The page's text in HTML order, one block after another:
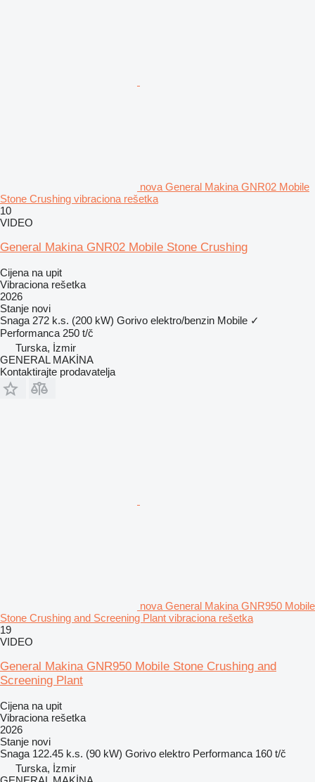
nova General Makina GNR02 Mobile
Stone Crushing vibraciona rešetka
10
VIDEO
General Makina GNR02 Mobile Stone Crushing
Cijena na upit
Vibraciona rešetka
2026
Stanje novi
Snaga 272 k.s. (200 kW) Gorivo elektro/benzin Mobile ✓
Performanca 250 t/č
Turska, İzmir
GENERAL MAKİNA
Kontaktirajte prodavatelja
nova General Makina GNR950 Mobile
Stone Crushing and Screening Plant vibraciona rešetka
19
VIDEO
General Makina GNR950 Mobile Stone Crushing and
Screening Plant
Cijena na upit
Vibraciona rešetka
2026
Stanje novi
Snaga 122.45 k.s. (90 kW) Gorivo elektro Performanca 160 t/č
Turska, İzmir